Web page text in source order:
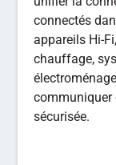
connectés
appareils Hi-
chauffage,
communiquer
sécurisée.